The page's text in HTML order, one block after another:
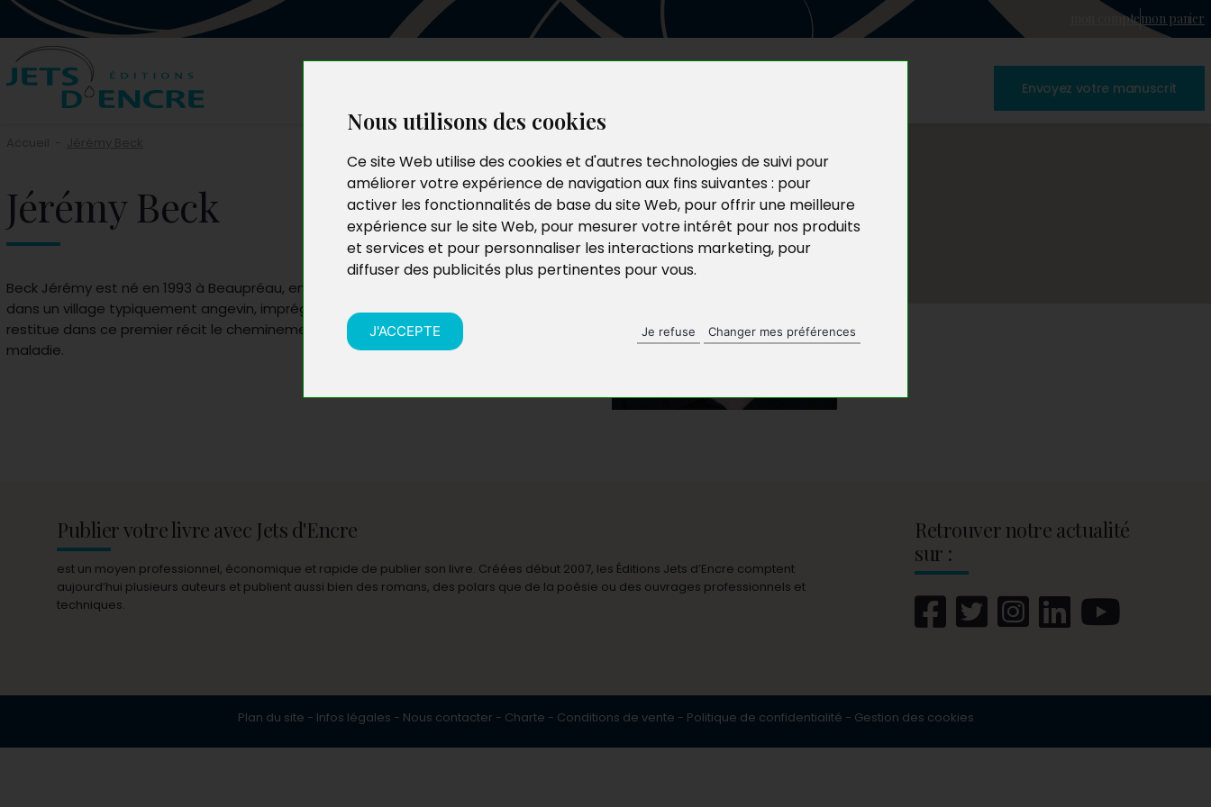
Nous utilisons des cookies
Ce site Web utilise des cookies et d'autres technologies de suivi pour
améliorer votre expérience de navigation aux fins suivantes : pour
activer les fonctionnalités de base du site Web, pour offrir une meilleure
expérience sur le site Web, pour mesurer votre intérêt pour nos produits
et services et pour personnaliser les interactions marketing, pour
diffuser des publicités plus pertinentes pour vous.
J'ACCEPTE Je refuse Changer mes préférences
mon comptemon panier
Envoyez votre manuscrit
Jérémy Beck
Beck Jérémy est né en 1993 à Beaupréau, en Anjou. Ayant vécu son enfance
dans un village typiquement angevin, imprégné de nature et de silence, il
restitue dans ce premier récit le cheminement introspectif qui l’a sauvé de la
maladie.
Publier votre livre avec Jets d'Encre
est un moyen professionnel, économique et rapide de publier son livre. Créées début 2007, les Éditions Jets d’Encre comptent
aujourd’hui plusieurs auteurs et publient aussi bien des romans, des polars que de la poésie ou des ouvrages professionnels et
techniques.
Retrouver notre actualité
sur :
Plan du site - Infos légales - Nous contacter - Charte - Conditions de vente - Politique de confidentialité - Gestion des cookies